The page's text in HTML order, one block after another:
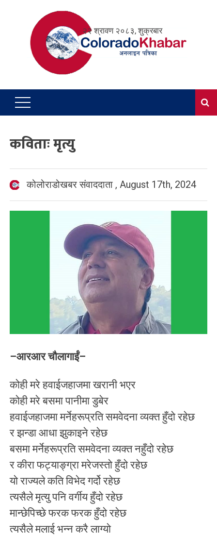
२२ श्रावण २०८३, शुक्रबार
कविताः मृत्यु
कोलोराडोखबर संवाददाता , August 17th, 2024
–आरआर चौलागाईं–
कोही मरे हवाईजहाजमा खरानी भएर
कोही मरे बसमा पानीमा डुबेर
हवाईजहाजमा मर्नेहरूप्रति समवेदना व्यक्त हुँदो रहेछ
र झन्डा आधा झुकाइने रहेछ
बसमा मर्नेहरूप्रति समवेदना व्यक्त नहुँदो रहेछ
र कीरा फट्याङ्ग्रा मरेजस्तो हुँदो रहेछ
यो राज्यले कति विभेद गर्दो रहेछ
त्यसैले मृत्यु पनि वर्गीय हुँदो रहेछ
मान्छेपिच्छे फरक फरक हुँदो रहेछ
त्यसैले मलाई भन्न करै लाग्यो